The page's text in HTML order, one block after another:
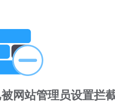
网站管理员设置拦